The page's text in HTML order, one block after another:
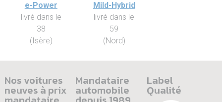
e-Power
livré dans le
38
(Isère)
Mild-Hybrid
livré dans le
59
(Nord)
Nos voitures
neuves à prix
Mandataire
automobile
Label
Qualité